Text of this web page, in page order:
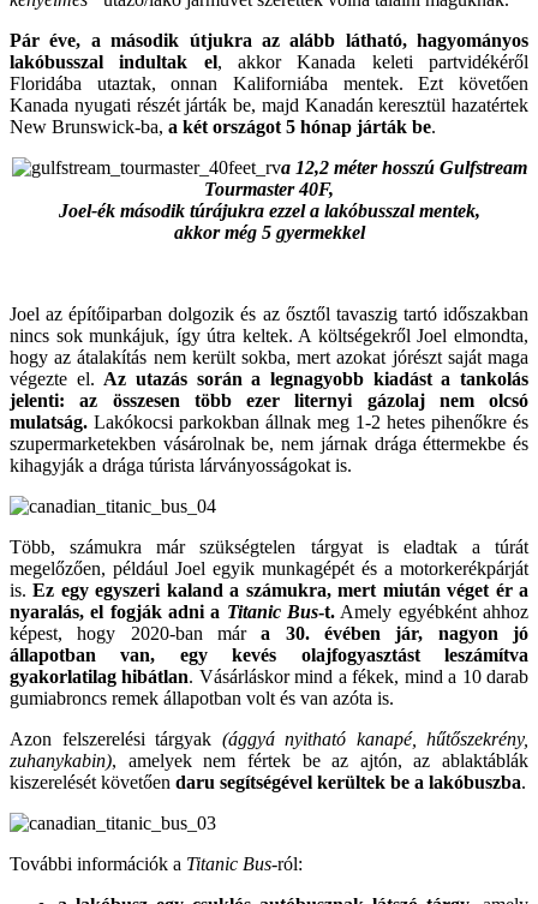
Pár éve, a második útjukra az alább látható, hagyományos
lakóbusszal indultak el, akkor Kanada keleti partvidékéről
Floridába utaztak, onnan Kaliforniába mentek. Ezt követően
Kanada nyugati részét járták be, majd Kanadán keresztül hazatértek
New Brunswick-ba, a két országot 5 hónap járták be.
a 12,2 méter hosszú Gulfstream
Tourmaster 40F,
Joel-ék második túrájukra ezzel a lakóbusszal mentek,
akkor még 5 gyermekkel
Joel az építőiparban dolgozik és az ősztől tavaszig tartó időszakban
nincs sok munkájuk, így útra keltek. A költségekről Joel elmondta,
hogy az átalakítás nem került sokba, mert azokat jórészt saját maga
végezte el. Az utazás során a legnagyobb kiadást a tankolás
jelenti: az összesen több ezer liternyi gázolaj nem olcsó
mulatság. Lakókocsi parkokban állnak meg 1-2 hetes pihenőkre és
szupermarketekben vásárolnak be, nem járnak drága éttermekbe és
kihagyják a drága túrista lárványosságokat is.
Több, számukra már szükségtelen tárgyat is eladtak a túrát
megelőzően, például Joel egyik munkagépét és a motorkerékpárját
is.Ez egy egyszeri kaland a számukra, mert miután véget ér a
nyaralás, el fogják adni a Titanic Bus-t. Amely egyébként ahhoz
képest, hogy 2020-ban mára 30. évében jár, nagyon jó
állapotban van, egy kevés olajfogyasztást leszámítva
gyakorlatilag hibátlan. Vásárláskor mind a fékek, mind a 10 darab
gumiabroncs remek állapotban volt és van azóta is.
Azon felszerelési tárgyak (ággyá nyitható kanapé, hűtőszekrény,
zuhanykabin), amelyek nem fértek be az ajtón, az ablaktáblák
kiszerelését követően daru segítségével kerültek be a lakóbuszba.
További információk a Titanic Bus-ról: